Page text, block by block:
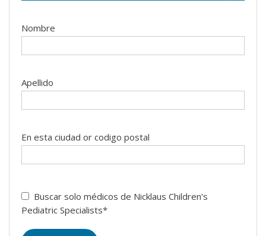
Nombre
Apellido
En esta ciudad or codigo postal
Buscar solo médicos de Nicklaus Children's
Pediatric Specialists*